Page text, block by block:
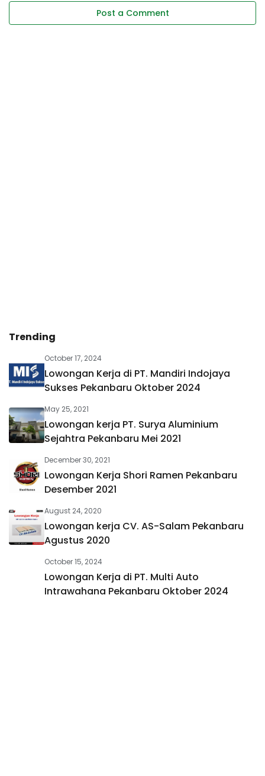
Post a Comment
Trending
October 17, 2024
Lowongan Kerja di PT. Mandiri Indojaya
Sukses Pekanbaru Oktober 2024
May 25, 2021
Lowongan kerja PT. Surya Aluminium
Sejahtra Pekanbaru Mei 2021
December 30, 2021
Lowongan Kerja Shori Ramen Pekanbaru
Desember 2021
August 24, 2020
Lowongan kerja CV. AS-Salam Pekanbaru
Agustus 2020
October 15, 2024
Lowongan Kerja di PT. Multi Auto
Intrawahana Pekanbaru Oktober 2024